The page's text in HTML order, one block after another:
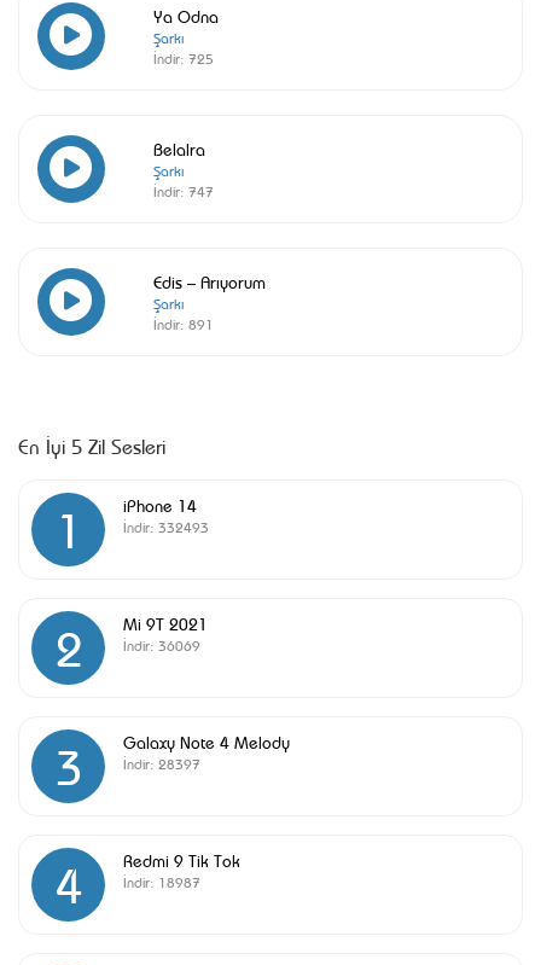
Ya Odna
Şarkı
İndir: 725
Belalra
Şarkı
İndir: 747
Edis – Arıyorum
Şarkı
İndir: 891
En İyi 5 Zil Sesleri
1 iPhone 14
İndir: 332493
2 Mi 9T 2021
İndir: 36069
3 Galaxy Note 4 Melody
İndir: 28397
4 Redmi 9 Tik Tok
İndir: 18987